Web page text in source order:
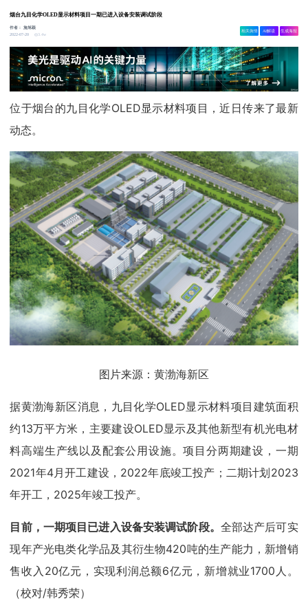
烟台九目化学OLED显示材料项目一期已进入设备安装调试阶段
作者：施旭颖
2022-07-20
3.4w
相关舆情 AI解读 生成海报
位于烟台的九目化学OLED显示材料项目，近日传来了最新
动态。
图片来源：黄渤海新区
据黄渤海新区消息，九目化学OLED显示材料项目建筑面积
约13万平方米，主要建设OLED显示及其他新型有机光电材
料高端生产线以及配套公用设施。项目分两期建设，一期
2021年4月开工建设，2022年底竣工投产；二期计划2023
年开工，2025年竣工投产。
目前，一期项目已进入设备安装调试阶段。 全部达产后可实
现年产光电类化学品及其衍生物420吨的生产能力，新增销
售收入20亿元，实现利润总额6亿元，新增就业1700人。
（校对/韩秀荣）